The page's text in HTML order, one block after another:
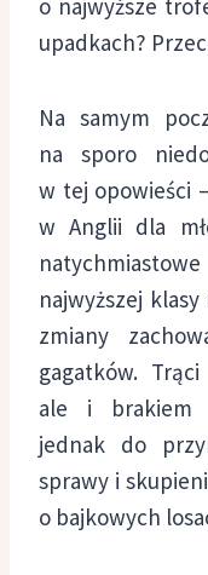
o najwyższe
upadkach?
Na samym
na sporo
w tej opowieści
w Anglii dla
najwyższej
zmiany
gagatków.
ale i brakiem
jednak do
sprawy i
o bajkowych